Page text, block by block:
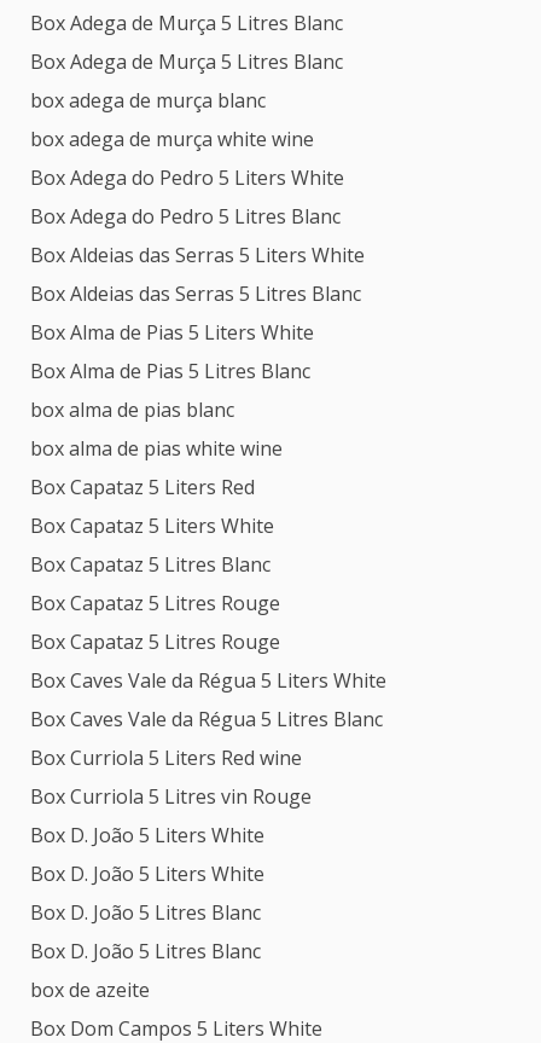
Box Adega de Murça 5 Litres Blanc
Box Adega de Murça 5 Litres Blanc
box adega de murça blanc
box adega de murça white wine
Box Adega do Pedro 5 Liters White
Box Adega do Pedro 5 Litres Blanc
Box Aldeias das Serras 5 Liters White
Box Aldeias das Serras 5 Litres Blanc
Box Alma de Pias 5 Liters White
Box Alma de Pias 5 Litres Blanc
box alma de pias blanc
box alma de pias white wine
Box Capataz 5 Liters Red
Box Capataz 5 Liters White
Box Capataz 5 Litres Blanc
Box Capataz 5 Litres Rouge
Box Capataz 5 Litres Rouge
Box Caves Vale da Régua 5 Liters White
Box Caves Vale da Régua 5 Litres Blanc
Box Curriola 5 Liters Red wine
Box Curriola 5 Litres vin Rouge
Box D. João 5 Liters White
Box D. João 5 Liters White
Box D. João 5 Litres Blanc
Box D. João 5 Litres Blanc
box de azeite
Box Dom Campos 5 Liters White